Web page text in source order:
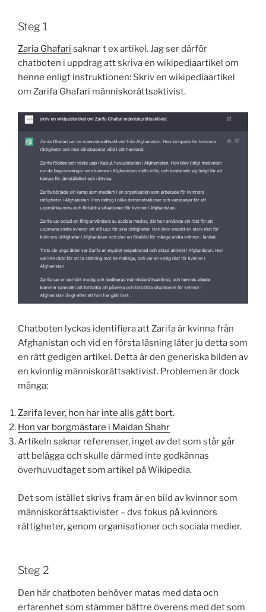
Steg 1
Zaria Ghafari saknar t ex artikel. Jag ser därför
chatboten i uppdrag att skriva en wikipediaartikel om
henne enligt instruktionen: Skriv en wikipediaartikel
om Zarifa Ghafari människorättsaktivist.
Chatboten lyckas identifiera att Zarifa är kvinna från
Afghanistan och vid en första läsning låter ju detta som
en rätt gedigen artikel. Detta är den generiska bilden av
en kvinnlig människorättsaktivist. Problemen är dock
många:
Zarifa lever, hon har inte alls gått bort.
Hon var borgmästare i Maidan Shahr
Artikeln saknar referenser, inget av det som står går
att belägga och skulle därmed inte godkännas
överhuvudtaget som artikel på Wikipedia.
Det som istället skrivs fram är en bild av kvinnor som
människorättsaktivister – dvs fokus på kvinnors
rättigheter, genom organisationer och sociala medier.
Steg 2
Den här chatboten behöver matas med data och
erfarenhet som stämmer bättre överens med det som